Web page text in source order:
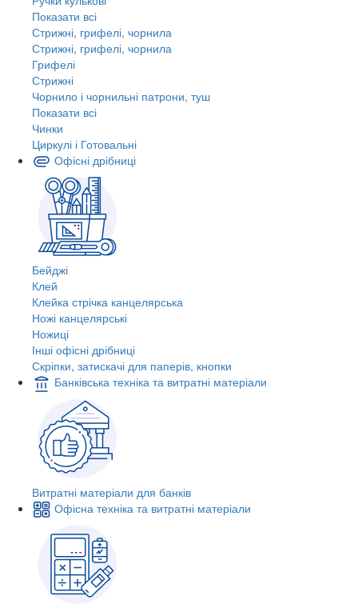
Показати всі
Стрижні, грифелі, чорнила
Стрижні, грифелі, чорнила
Грифелі
Стрижні
Чорнило і чорнильні патрони, туш
Показати всі
Чинки
Циркулі і Готовальні
Офісні дрібниці
Бейджі
Клей
Клейка стрічка канцелярська
Ножі канцелярські
Ножиці
Інші офісні дрібниці
Скріпки, затискачі для паперів, кнопки
Банківська техніка та витратні матеріали
Витратні матеріали для банків
Офісна техніка та витратні матеріали